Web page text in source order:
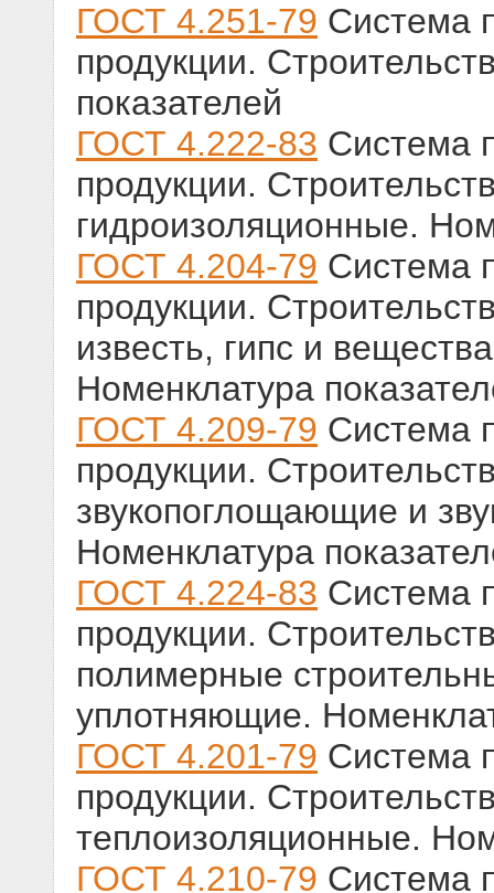
ГОСТ 4.251-79 Система
продукции.
показателей
ГОСТ 4.222-83 Система
продукции.
гидроизоляционные.
ГОСТ 4.204-79 Система
продукции.
известь, гипс и
Номенклатура
ГОСТ 4.209-79 Система
продукции.
звукопоглощающие и
Номенклатура
ГОСТ 4.224-83 Система
продукции.
полимерные
уплотняющие.
ГОСТ 4.201-79 Система
продукции.
теплоизоляционные.
ГОСТ 4.210-79 Система